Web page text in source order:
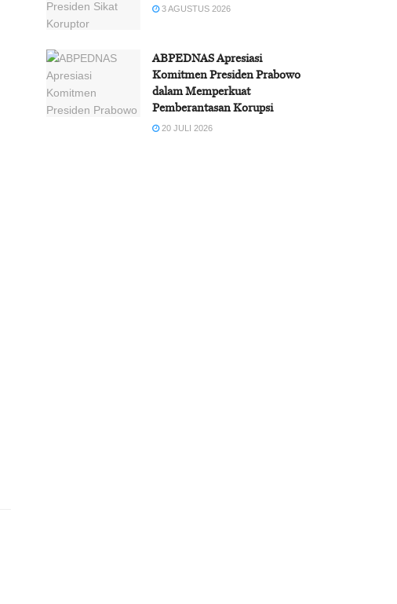
3 AGUSTUS 2026
ABPEDNAS Apresiasi
Komitmen Presiden Prabowo
dalam Memperkuat
Pemberantasan Korupsi
20 JULI 2026